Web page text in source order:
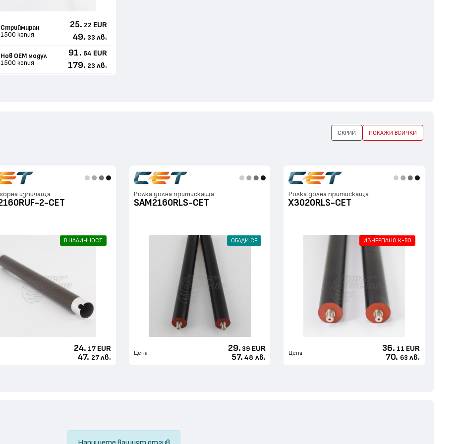
Стриймиран
1500 копия
25. 22 EUR
49. 33 лв.
Нов ОЕМ модул
1500 копия
91. 64 EUR
179. 23 лв.
изпичаща
2-CET
В НАЛИЧНОСТ
24. 17 EUR
47. 27 лв.
Ролка долна притискаща
SAM2160RLS-CET
ОБАДИ СЕ
Цена 29. 39 EUR
57. 48 лв.
Ролка долна притискаща
X3020RLS-CET
ИЗЧЕРПАНО К-ВО
Цена 36. 11 EUR
70. 63 лв.
СКРИЙ ПОКАЖИ ВСИЧКИ